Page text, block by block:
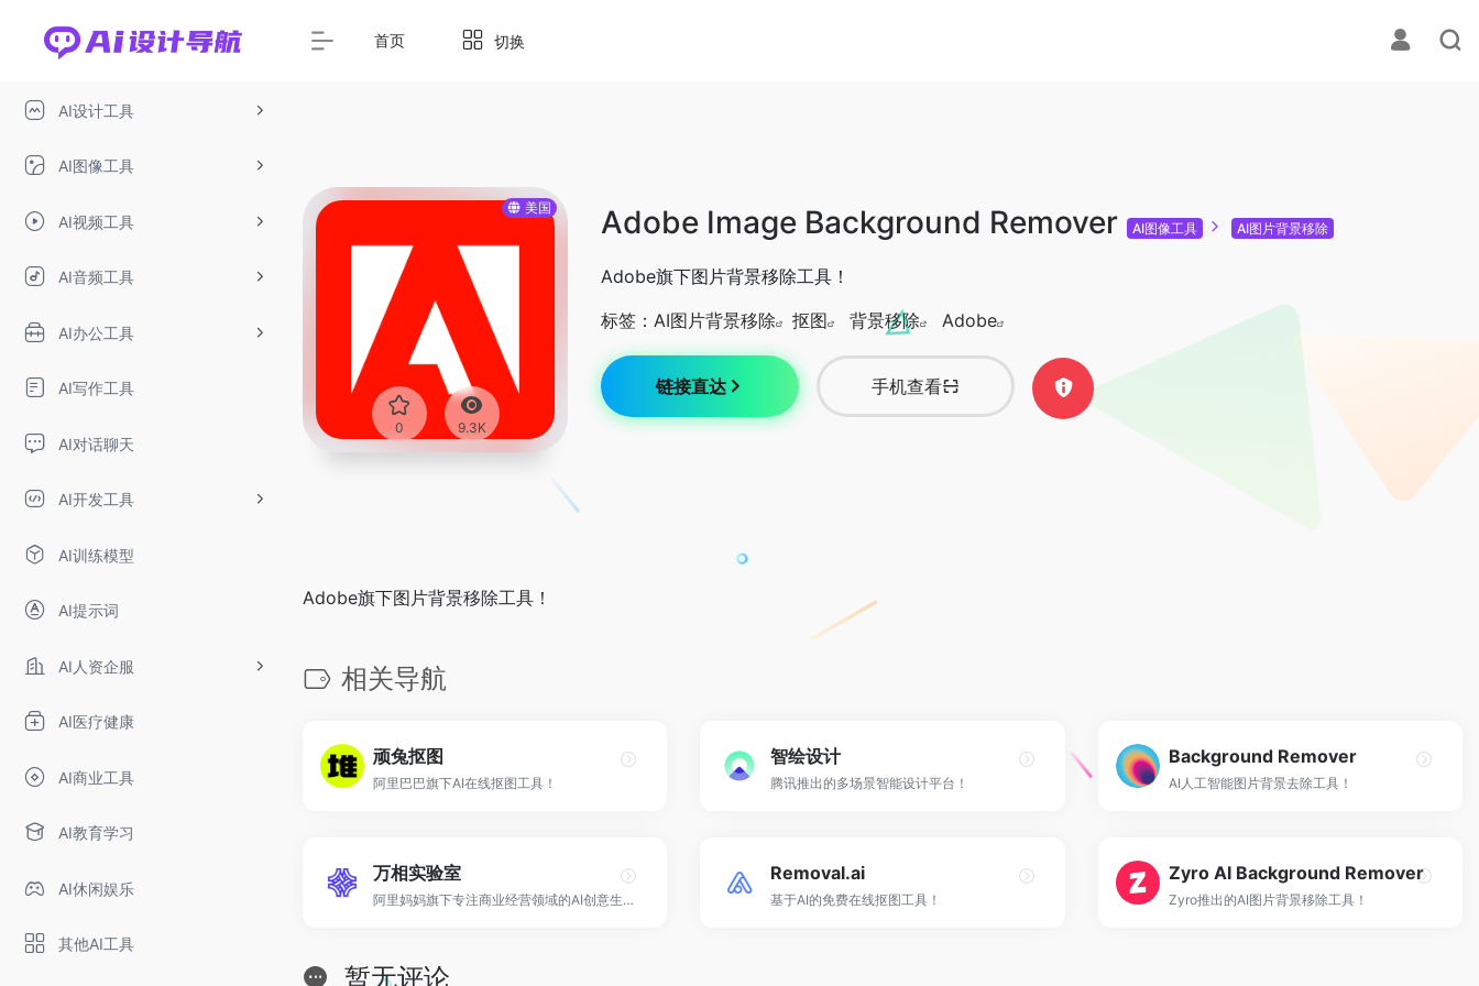
AI设计工具
AI图像工具
AI视频工具
AI音频工具
AI办公工具
AI写作工具
AI对话聊天
AI开发工具
AI训练模型
AI提示词
AI人资企服
AI医疗健康
AI商业工具
AI教育学习
AI休闲娱乐
其他AI工具
首页 切换
美国
0 9.3K
Adobe Image Background Remover AI图像工具 AI图片背景移除
Adobe旗下图片背景移除工具！
标签： AI图片背景移除 抠图 背景移除 Adobe
链接直达 手机查看
Adobe旗下图片背景移除工具！
相关导航
顽兔抠图
阿里巴巴旗下AI在线抠图工具！
智绘设计
腾讯推出的多场景智能设计平台！
Background Remover
AI人工智能图片背景去除工具！
万相实验室
阿里妈妈旗下专注商业经营领域的AI创意生产工具！
Removal.ai
基于AI的免费在线抠图工具！
Zyro AI Background Remover
Zyro推出的AI图片背景移除工具！
暂无评论